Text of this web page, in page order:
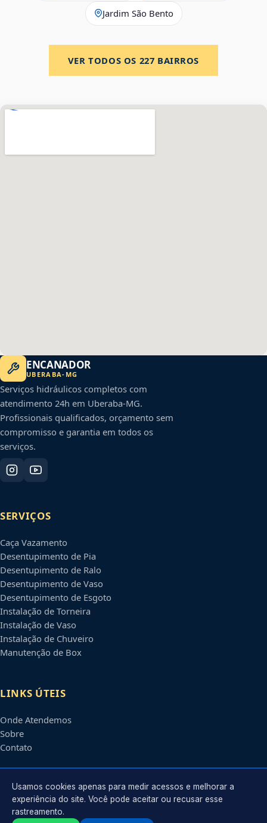
Jardim São Bento
VER TODOS OS 227 BAIRROS
ENCANADOR
UBERABA- MG
Serviços hidráulicos completos com
atendimento 24h em Uberaba-MG.
Profissionais qualificados, orçamento sem
compromisso e garantia em todos os
serviços.
SERVIÇOS
Caça Vazamento
Desentupimento de Pia
Desentupimento de Ralo
Desentupimento de Vaso
Desentupimento de Esgoto
Instalação de Torneira
Instalação de Vaso
Instalação de Chuveiro
Manutenção de Box
LINKS ÚTEIS
Onde Atendemos
Sobre
Contato
CONTATO
Atendimento em
Usamos cookies apenas para medir acessos e melhorar a
experiência do site. Você pode aceitar ou recusar esse
rastreamento.